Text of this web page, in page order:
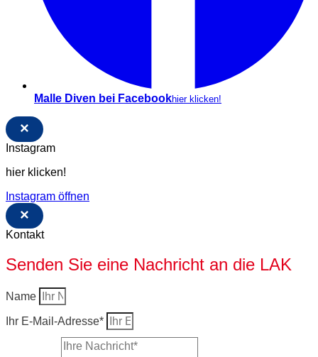
Malle Diven bei Facebookhier klicken!
×
Instagram
hier klicken!
Instagram öffnen
×
Kontakt
Senden Sie eine Nachricht an die LAK
Name
Ihr E-Mail-Adresse*